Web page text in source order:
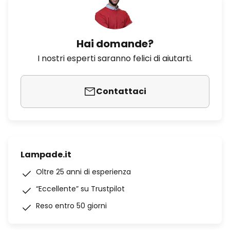
Hai domande?
I nostri esperti saranno felici di aiutarti.
Contattaci
Lampade.it
Oltre 25 anni di esperienza
“Eccellente” su Trustpilot
Reso entro 50 giorni